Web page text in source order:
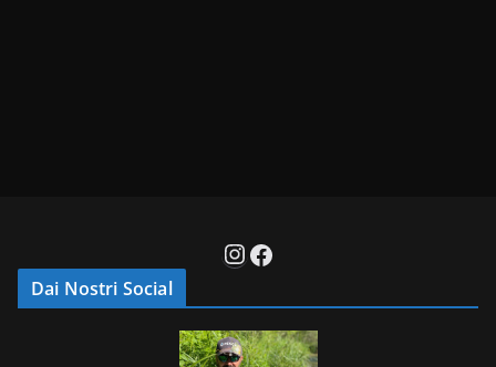
Instagram
Facebook
Dai Nostri Social